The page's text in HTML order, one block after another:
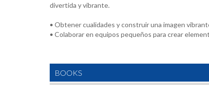
divertida y vibrante.
• Obtener cualidades y construir una imagen
• Colaborar en equipos pequeños para crear
BOOKS